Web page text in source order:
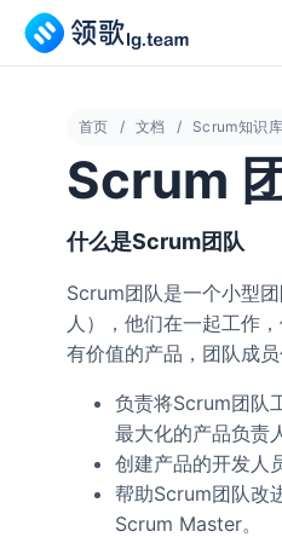
首页 文档 Scrum知识库
Scrum
什么是Scrum团队
Scrum团队是一个小型
人），他们在一起工作
有价值的产品，团队成员
负责将Scrum团队
最大化的产品负责
创建产品的开发人
帮助Scrum团队改
Scrum Master。